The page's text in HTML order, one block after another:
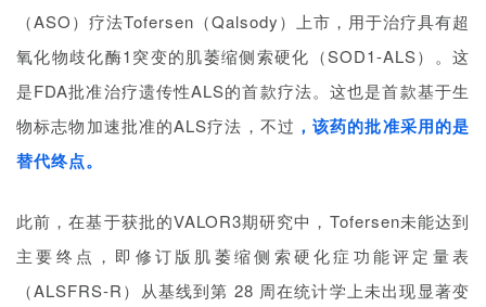
（ASO）疗法Tofersen（Qalsody）上市，用于治疗具有超
氧化物歧化酶1突变的肌萎缩侧索硬化（SOD1-ALS）。这
是FDA批准治疗遗传性ALS的首款疗法。这也是首款基于生
物标志物加速批准的ALS疗法，不过 ，该药的批准采用的是
替代终点。
此前，在基于获批的VALOR3期研究中，Tofersen未能达到
主要终点，即修订版肌萎缩侧索硬化症功能评定量表
（ALSFRS-R）从基线到第 28 周在统计学上未出现显著变